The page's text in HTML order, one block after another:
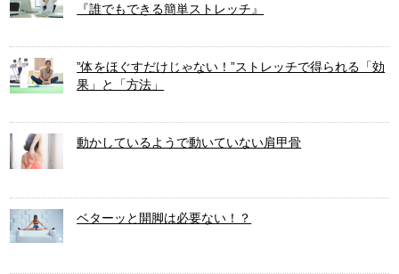
『誰でもできる簡単ストレッチ』
”体をほぐすだけじゃない！”ストレッチで得られる「効
果」と「方法」
動かしているようで動いていない肩甲骨
ベターッと開脚は必要ない！？